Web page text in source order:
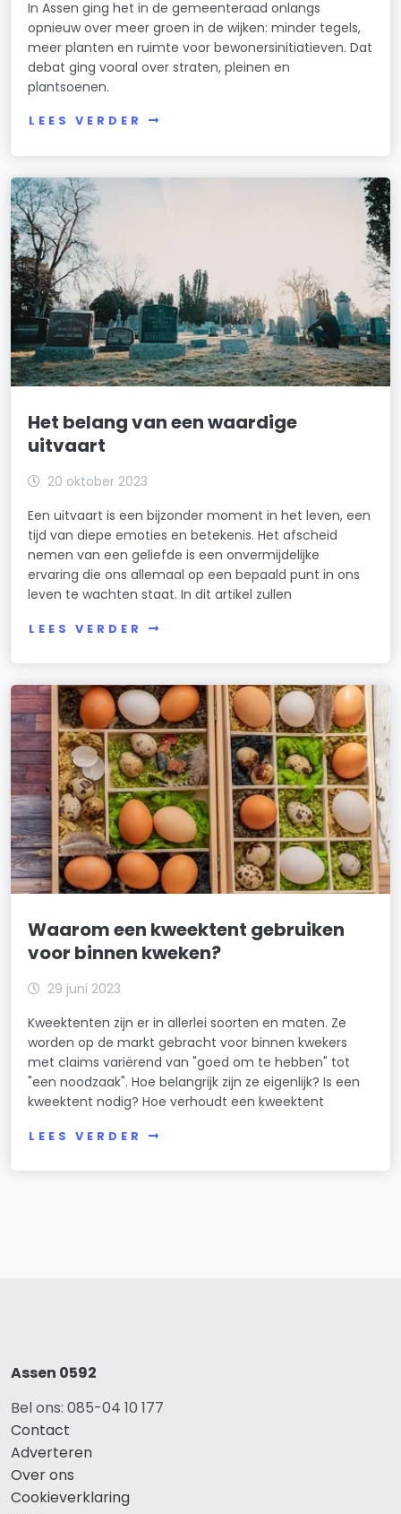
In Assen ging het in de gemeenteraad onlangs
opnieuw over meer groen in de wijken: minder tegels,
meer planten en ruimte voor bewonersinitiatieven. Dat
debat ging vooral over straten, pleinen en
plantsoenen.
LEES VERDER
Het belang van een waardige
uitvaart
20 oktober 2023
Een uitvaart is een bijzonder moment in het leven, een
tijd van diepe emoties en betekenis. Het afscheid
nemen van een geliefde is een onvermijdelijke
ervaring die ons allemaal op een bepaald punt in ons
leven te wachten staat. In dit artikel zullen
LEES VERDER
Waarom een kweektent gebruiken
voor binnen kweken?
29 juni 2023
Kweektenten zijn er in allerlei soorten en maten. Ze
worden op de markt gebracht voor binnen kwekers
met claims variërend van "goed om te hebben" tot
"een noodzaak". Hoe belangrijk zijn ze eigenlijk? Is een
kweektent nodig? Hoe verhoudt een kweektent
LEES VERDER
Assen 0592
Bel ons: 085-04 10 177
Contact
Adverteren
Over ons
Cookieverklaring